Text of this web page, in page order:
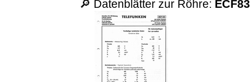
🔎 Datenblätter zur Röhre: ECF83